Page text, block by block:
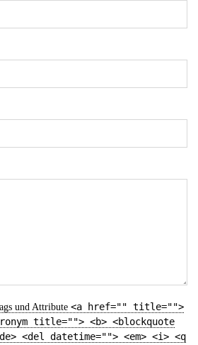
und Attribute <a href="" title="">
title=""> <b> <blockquote
<del datetime=""> <em> <i> <q